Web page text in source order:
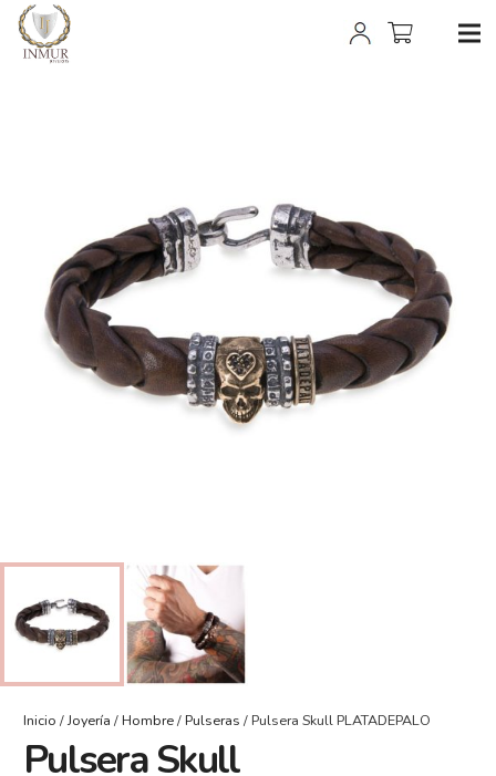
Inicio /Joyería /Hombre/Pulseras / Pulsera Skull PLATADEPALO
Pulsera Skull